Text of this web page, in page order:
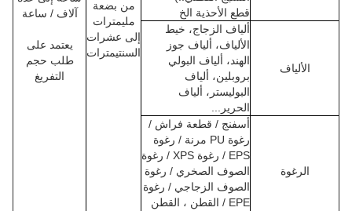
من بضعة
مليمترات
إلى عشرات
السنتيمترات
آلاف / ساعة
يعتمد على
طلب حجم
التفريغ
قطع الأحذية الخ
الألياف
ألياف الزجاج، خيط
الألياف، ألياف جوز
الهند، ألياف البولي
بروبلين، ألياف
البوليستر، ألياف
الحرير...
الرغوة
أسفنج / قطعة فراش /
رغوة PU مرنة / رغوة
EPS / رغوة XPS / رغوة
الصوف الصخري / رغوة
الصوف الزجاجي / رغوة
EPE / القطن ، القطن